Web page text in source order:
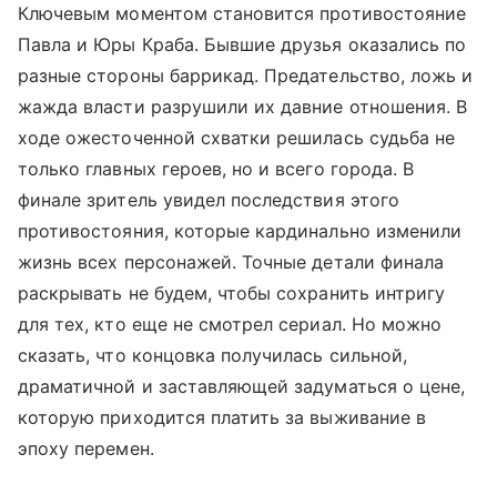
Ключевым моментом становится противостояние
Павла и Юры Краба. Бывшие друзья оказались по
разные стороны баррикад. Предательство, ложь и
жажда власти разрушили их давние отношения. В
ходе ожесточенной схватки решилась судьба не
только главных героев, но и всего города. В
финале зритель увидел последствия этого
противостояния, которые кардинально изменили
жизнь всех персонажей. Точные детали финала
раскрывать не будем, чтобы сохранить интригу
для тех, кто еще не смотрел сериал. Но можно
сказать, что концовка получилась сильной,
драматичной и заставляющей задуматься о цене,
которую приходится платить за выживание в
эпоху перемен.